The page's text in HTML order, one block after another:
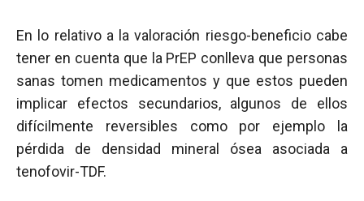
En lo relativo a la valoración riesgo-beneficio cabe
tener en cuenta que la PrEP conlleva que personas
sanas tomen medicamentos y que estos pueden
implicar efectos secundarios, algunos de ellos
difícilmente reversibles como por ejemplo la
pérdida de densidad mineral ósea asociada a
tenofovir-TDF.